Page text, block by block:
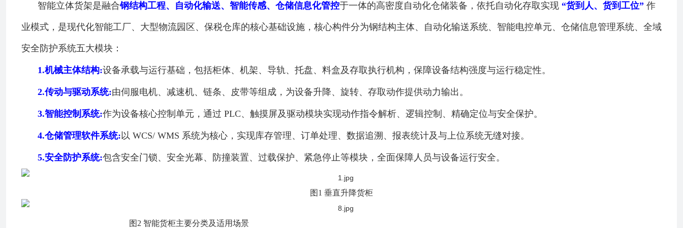
智能立体货架是融合钢结构工程、自动化输送、智能传感、仓储信息化管控于一体的高密度自动化仓储装备，依托自动化存取实现 “货到人、货到工位” 作
业模式，是现代化智能工厂、大型物流园区、保税仓库的核心基础设施，核心构件分为钢结构主体、自动化输送系统、智能电控单元、仓储信息管理系统、全域
安全防护系统五大模块：
1.机械主体结构:设备承载与运行基础，包括柜体、机架、导轨、托盘、料盒及存取执行机构，保障设备结构强度与运行稳定性。
2.传动与驱动系统:由伺服电机、减速机、链条、皮带等组成，为设备升降、旋转、存取动作提供动力输出。
3.智能控制系统:作为设备核心控制单元，通过 PLC、触摸屏及驱动模块实现动作指令解析、逻辑控制、精确定位与安全保护。
4.仓储管理软件系统: 以 WCS/ WMS 系统为核心，实现库存管理、订单处理、数据追溯、报表统计及与上位系统无缝对接。
5.安全防护系统:包含安全门锁、安全光幕、防撞装置、过载保护、紧急停止等模块，全面保障人员与设备运行安全。
图1 垂直升降货柜
图2 智能货柜主要分类及适用场景